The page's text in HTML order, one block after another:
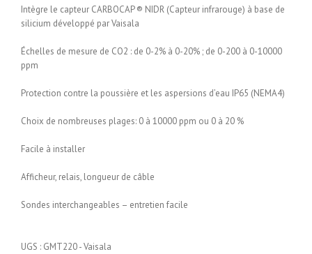
Intègre le capteur CARBOCAP ® NIDR (Capteur infrarouge) à base de
silicium développé par Vaisala
Échelles de mesure de CO2 : de 0-2% à 0-20% ; de 0-200 à 0-10000
ppm
Protection contre la poussière et les aspersions d’eau IP65 (NEMA4)
Choix de nombreuses plages: 0 à 10000 ppm ou 0 à 20 %
Facile à installer
Afficheur, relais, longueur de câble
Sondes interchangeables – entretien facile
UGS : GMT220 - Vaisala